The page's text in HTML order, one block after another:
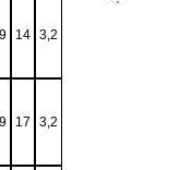
14 3,2
17 3,2